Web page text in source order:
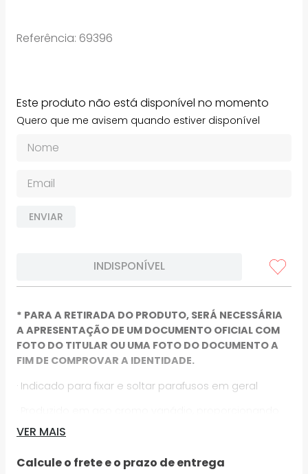
Referência: 69396
Este produto não está disponível no momento
Quero que me avisem quando estiver disponível
ENVIAR
INDISPONÍVEL
* PARA A RETIRADA DO PRODUTO, SERÁ NECESSÁRIA
A APRESENTAÇÃO DE UM DOCUMENTO OFICIAL COM
FOTO DO TITULAR OU UMA FOTO DO DOCUMENTO A
FIM DE COMPROVAR A IDENTIDADE.
· Indicado para fixar e soltar parafusos em geral
maior resistência e durabilidade
proteção contra oxidação/corrosão
VER MAIS
Calcule o frete e o prazo de entrega